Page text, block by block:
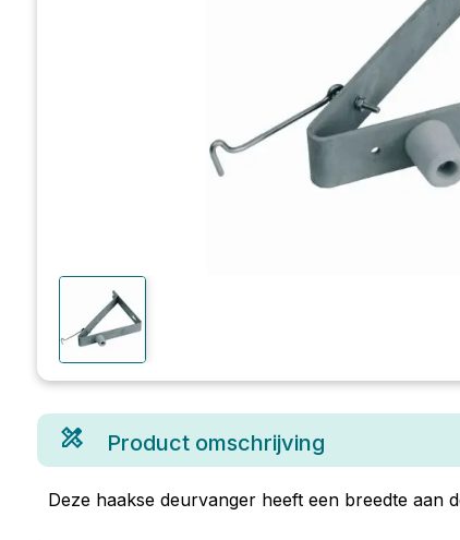
Product omschrijving
Deze haakse deurvanger heeft een breedte aan